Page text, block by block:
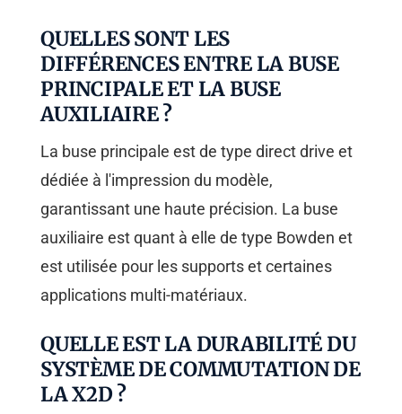
QUELLES SONT LES
DIFFÉRENCES ENTRE LA BUSE
PRINCIPALE ET LA BUSE
AUXILIAIRE ?
La buse principale est de type direct drive et
dédiée à l'impression du modèle,
garantissant une haute précision. La buse
auxiliaire est quant à elle de type Bowden et
est utilisée pour les supports et certaines
applications multi-matériaux.
QUELLE EST LA DURABILITÉ DU
SYSTÈME DE COMMUTATION DE
LA X2D ?